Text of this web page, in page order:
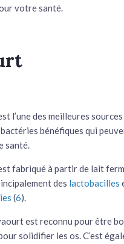
votre santé.
l’une des meilleures
bénéfiques qui
santé.
fabriqué à partir de lait
des lactobacilles
(6).
est reconnu pour être
solidifier les os. C’est